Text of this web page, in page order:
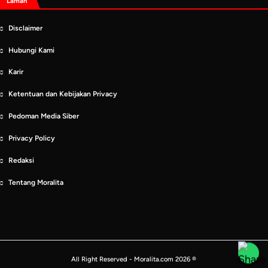
Disclaimer
Hubungi Kami
Karir
Ketentuan dan Kebijakan Privacy
Pedoman Media Siber
Privacy Policy
Redaksi
Tentang Moralita
All Right Reserved - Moralita.com 2026 ®